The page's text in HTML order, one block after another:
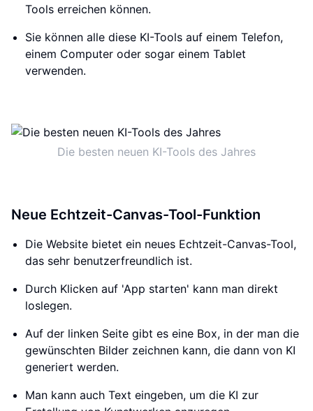
Tools erreichen können.
Sie können alle diese KI-Tools auf einem Telefon,
einem Computer oder sogar einem Tablet
verwenden.
Die besten neuen KI-Tools des Jahres
Neue Echtzeit-Canvas-Tool-Funktion
Die Website bietet ein neues Echtzeit-Canvas-Tool,
das sehr benutzerfreundlich ist.
Durch Klicken auf 'App starten' kann man direkt
loslegen.
Auf der linken Seite gibt es eine Box, in der man die
gewünschten Bilder zeichnen kann, die dann von KI
generiert werden.
Man kann auch Text eingeben, um die KI zur